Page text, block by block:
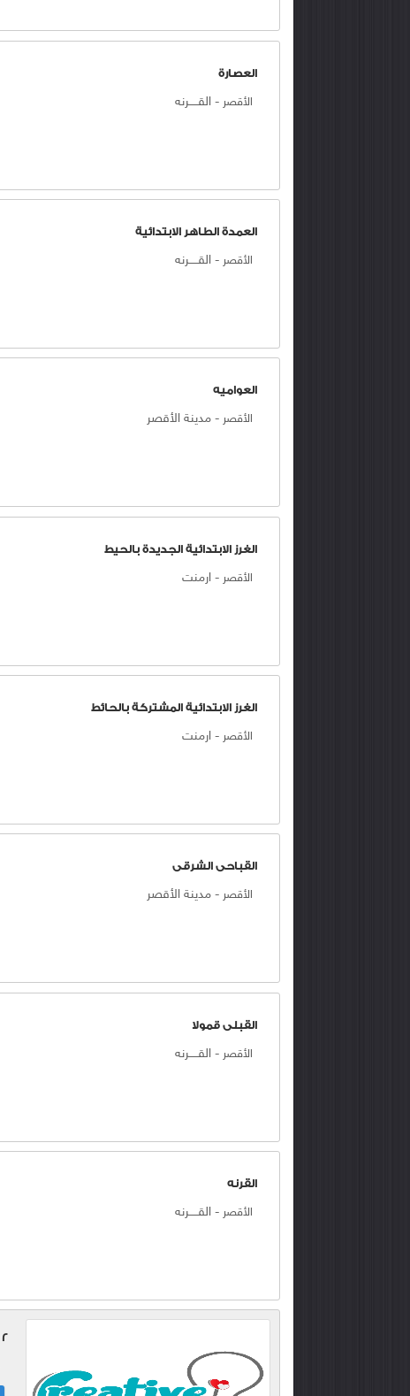
العصارة
الأقصر - القـــــرنه
العمدة الطاهر الابتدائية
الأقصر - القـــــرنه
العواميه
الأقصر - مدينة الأقصر
الغرز الابتدائية الجديدة بالحيط
الأقصر - ارمنت
الغرز الابتدائية المشتركة بالحائط
الأقصر - ارمنت
القباحى الشرقى
الأقصر - مدينة الأقصر
القبلى قمولا
الأقصر - القـــــرنه
القرنه
الأقصر - القـــــرنه
2 Creative Montessori House